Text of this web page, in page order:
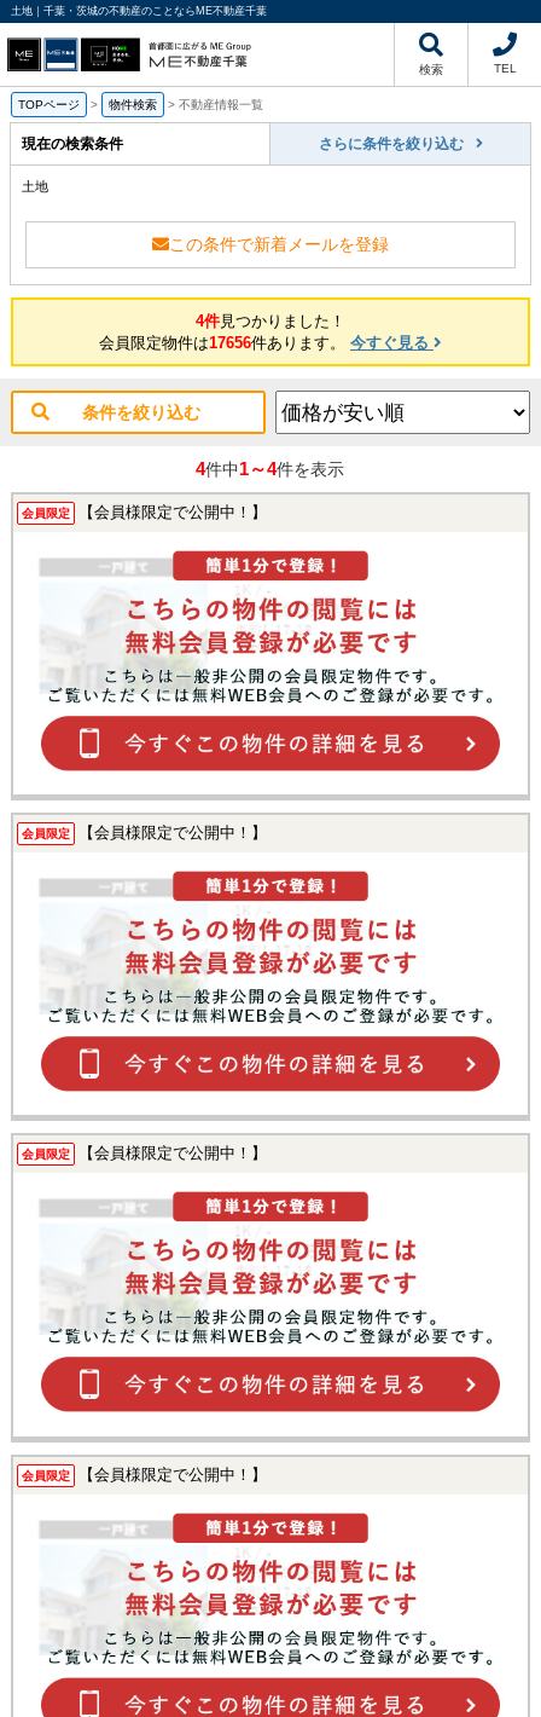
土地｜千葉・茨城の不動産のことならME不動産千葉
検索 TEL
TOPページ > 物件検索 > 不動産情報一覧
現在の検索条件 さらに条件を絞り込む
土地
この条件で新着メールを登録
4件見つかりました！
会員限定物件は17656件あります。 今すぐ見る
条件を絞り込む
4件中1～4件を表示
会員限定 【会員様限定で公開中！】
会員限定 【会員様限定で公開中！】
会員限定 【会員様限定で公開中！】
会員限定 【会員様限定で公開中！】